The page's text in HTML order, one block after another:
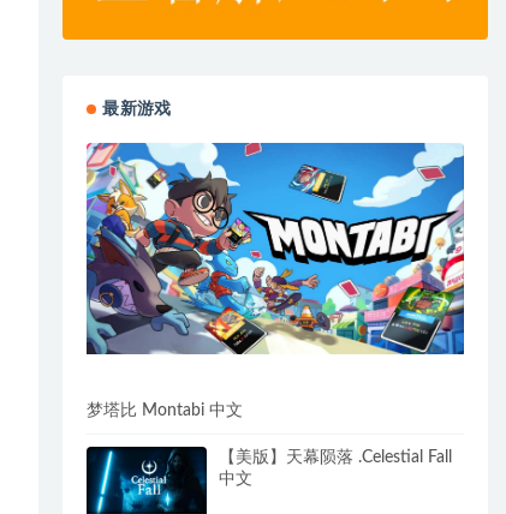
最新游戏
梦塔比 Montabi 中文
【美版】天幕陨落 .Celestial Fall
中文